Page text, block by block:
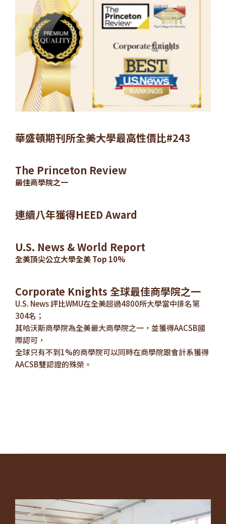
華盛頓期刊所全美大學最高性價比#243
The Princeton Review
最佳商學院之一
連續八年獲得HEED Award
U.S. News & World Report
全美頂尖公立大學全美 Top 10%
Corporate Knights 全球最佳商學院之一
U.S. News 評比WMU在全美超過4800所大學當中排名第
304名；
其哈沃斯商學院為全美最大商學院之一，並獲得AACSB國
際認可，
全球只有不到1%的商學院可以同時在商學院跟會計系獲得
AACSB雙認證的殊榮。